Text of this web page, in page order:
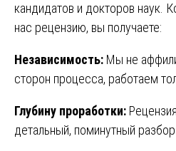
кандидатов и докторов наук.
нас рецензию, вы получаете:
Независимость: Мы не
сторон процесса, работаем
Глубину проработки:
детальный, поминутный